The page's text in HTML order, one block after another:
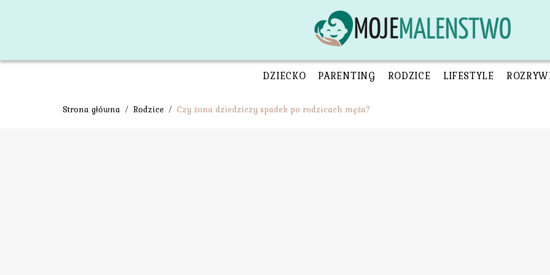
DZIECKO PARENTING RODZICE LIFESTYLE
Strona główna / Rodzice / Czy żona dziedziczy spadek po rodzicach męża?